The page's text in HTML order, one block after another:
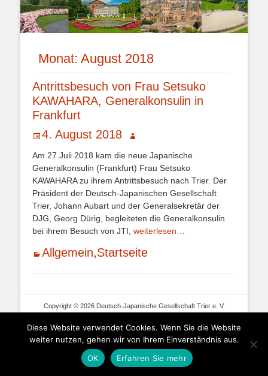
Monat: August 2018
Antrittsbesuch von Frau Setsuko
KAWAHARA, Generalkonsulin in
Frankfurt
Veröffentlicht
am
4. August 2018 Autor
Am 27.Juli 2018 kam die neue Japanische
Generalkonsulin (Frankfurt) Frau Setsuko
KAWAHARA zu ihrem Antrittsbesuch nach Trier. Der
Präsident der Deutsch-Japanischen Gesellschaft
Trier, Johann Aubart und der Generalsekretär der
DJG, Georg Dürig, begleiteten die Generalkonsulin
bei ihrem Besuch von JTI, weiterlesen…
Kategorien
Allgemein,Startseite
Copyright © 2026 Deutsch-Japanische Gesellschaft Trier e. V.
Diese Website verwendet Cookies. Wenn Sie die Website
weiter nutzen, gehen wir von Ihrem Einverständnis aus.
OK
Erfahren Sie mehr